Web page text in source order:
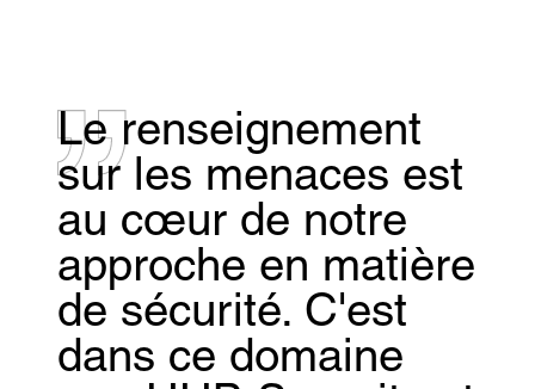
Le renseignement
sur les menaces est
au cœur de notre
approche en matière
de sécurité. C'est
dans ce domaine